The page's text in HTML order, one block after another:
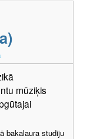
mūziķis
bakalaura studiju